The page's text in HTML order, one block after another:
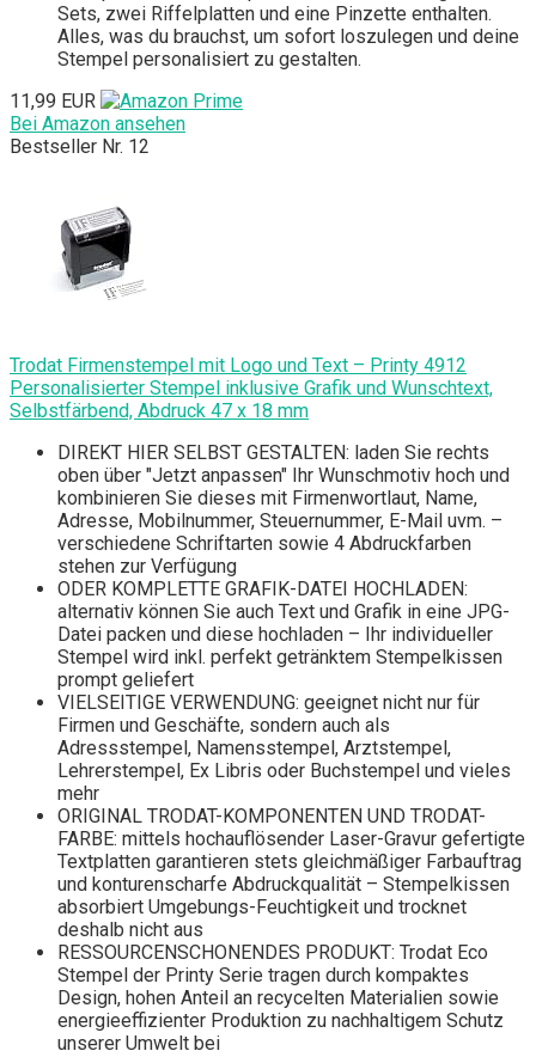
Sets, zwei Riffelplatten und eine Pinzette enthalten.
Alles, was du brauchst, um sofort loszulegen und deine
Stempel personalisiert zu gestalten.
11,99 EUR
Bei Amazon ansehen
Bestseller Nr. 12
Trodat Firmenstempel mit Logo und Text – Printy 4912
Personalisierter Stempel inklusive Grafik und Wunschtext,
Selbstfärbend, Abdruck 47 x 18 mm
DIREKT HIER SELBST GESTALTEN: laden Sie rechts
oben über "Jetzt anpassen" Ihr Wunschmotiv hoch und
kombinieren Sie dieses mit Firmenwortlaut, Name,
Adresse, Mobilnummer, Steuernummer, E-Mail uvm. –
verschiedene Schriftarten sowie 4 Abdruckfarben
stehen zur Verfügung
ODER KOMPLETTE GRAFIK-DATEI HOCHLADEN:
alternativ können Sie auch Text und Grafik in eine JPG-
Datei packen und diese hochladen – Ihr individueller
Stempel wird inkl. perfekt getränktem Stempelkissen
prompt geliefert
VIELSEITIGE VERWENDUNG: geeignet nicht nur für
Firmen und Geschäfte, sondern auch als
Adressstempel, Namensstempel, Arztstempel,
Lehrerstempel, Ex Libris oder Buchstempel und vieles
mehr
ORIGINAL TRODAT-KOMPONENTEN UND TRODAT-
FARBE: mittels hochauflösender Laser-Gravur gefertigte
Textplatten garantieren stets gleichmäßiger Farbauftrag
und konturenscharfe Abdruckqualität – Stempelkissen
absorbiert Umgebungs-Feuchtigkeit und trocknet
deshalb nicht aus
RESSOURCENSCHONENDES PRODUKT: Trodat Eco
Stempel der Printy Serie tragen durch kompaktes
Design, hohen Anteil an recycelten Materialien sowie
energieeffizienter Produktion zu nachhaltigem Schutz
unserer Umwelt bei